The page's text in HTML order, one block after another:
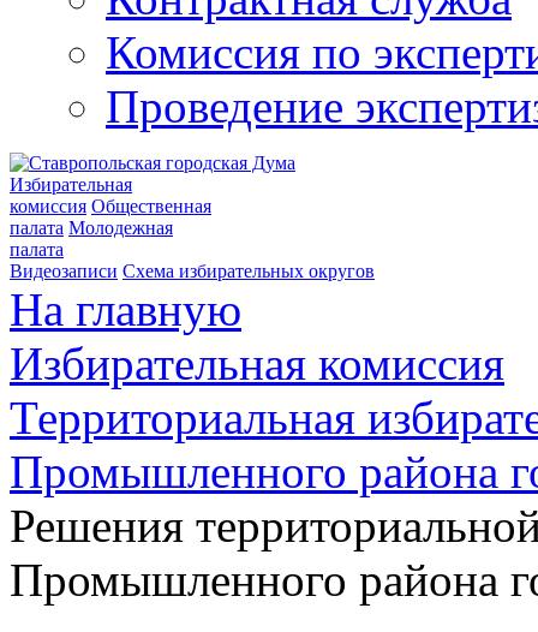
Комиссия по
Проведение
Избирательная
комиссия Общественная
палата Молодежная
палата
Видеозаписи Схема избирательных округов
На главную
Избирательная комиссия
Территориальная
Промышленного района
Решения
Промышленного района